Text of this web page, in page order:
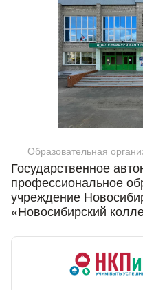
Образовательная
Государственное
профессиональное
учреждение
«Новосибирский